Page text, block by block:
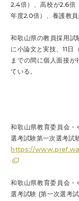
2.4倍）、高校が2.6倍
年度2.0倍）、養護教
和歌山県の教員採用試
に小論文と実技、11日
までの間に個人面接
ている。
和歌山県教育委員会
選考試験第一次選考試
https://
和歌山県教育委員会
選考試験 (第一次選考